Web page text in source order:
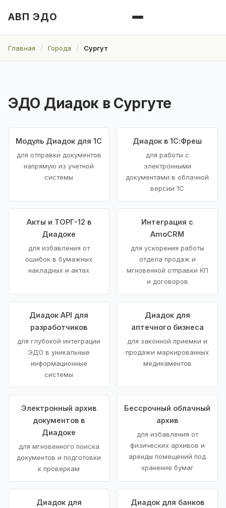
АВП ЭДО
Главная Города Сургут
ЭДО Диадок в Сургуте
Модуль Диадок для 1С
для отправки документов
напрямую из учетной
системы
Диадок в 1С:Фреш
для работы с
электронными
документами в облачной
версии 1С
Акты и ТОРГ-12 в
Диадоке
для избавления от
ошибок в бумажных
накладных и актах
Интеграция с
AmoCRM
для ускорения работы
отдела продаж и
мгновенной отправки КП
и договоров
Диадок API для
разработчиков
для глубокой интеграции
ЭДО в уникальные
информационные
системы
Диадок для
аптечного бизнеса
для законной приемки и
продажи маркированных
медикаментов
Электронный архив
документов в
Диадоке
для мгновенного поиска
документов и подготовки
к проверкам
Бессрочный облачный
архив
для избавления от
физических архивов и
аренды помещений под
хранение бумаг
Диадок для
Диадок для банков